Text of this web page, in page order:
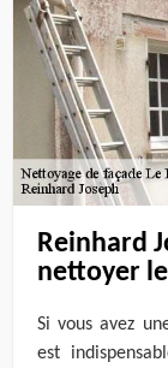
Reinhard
nettoyer
Si vous avez
est